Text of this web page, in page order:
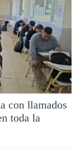
con llamados
toda la